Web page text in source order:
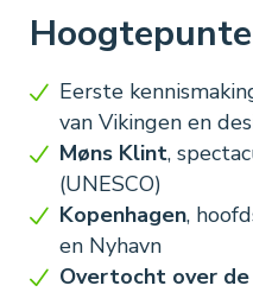
Eerste
van Vikingen en
Møns Klint,
(UNESCO)
Kopenhagen,
en Nyhavn
Overtocht over